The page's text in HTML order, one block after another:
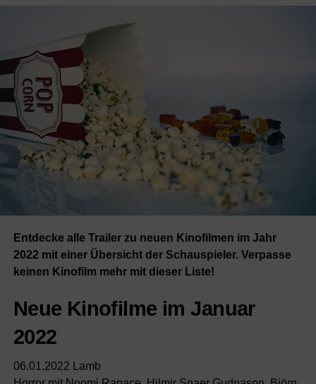
Entdecke alle Trailer zu neuen Kinofilmen im Jahr
2022 mit einer Übersicht der Schauspieler. Verpasse
keinen Kinofilm mehr mit dieser Liste!
Neue Kinofilme im Januar
2022
06.01.2022 Lamb